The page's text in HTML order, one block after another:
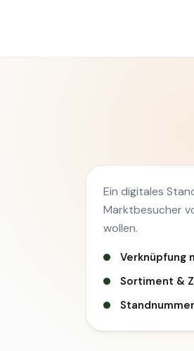
Ein digitales
Marktbesucher
wollen.
Verknüpfung
Sortiment &